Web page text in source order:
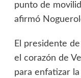
punto de
afirmó
El presidente
el corazón de
para enfatizar